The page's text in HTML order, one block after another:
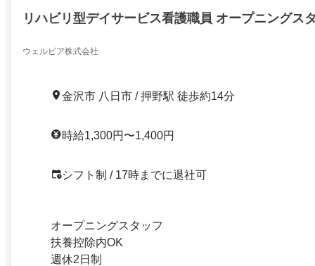
リハビリ型デイサービス看護職員 オープニングス
ウェルビア株式会社
金沢市 八日市 / 押野駅 徒歩約14分
時給1,300円〜1,400円
シフト制 / 17時までに退社可
オープニングスタッフ
扶養控除内OK
週休2日制